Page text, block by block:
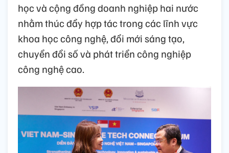
học và cộng đồng doanh nghiệp hai nước
nhằm thúc đẩy hợp tác trong các lĩnh vực
khoa học công nghệ, đổi mới sáng tạo,
chuyển đổi số và phát triển công nghiệp
công nghệ cao.